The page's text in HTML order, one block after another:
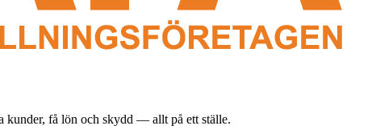
kunder, få lön och skydd — allt på ett ställe.